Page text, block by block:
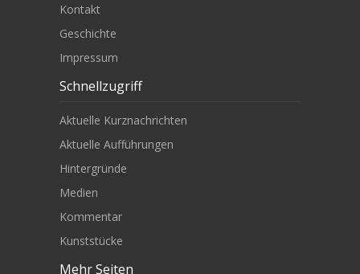
Kontakt
Geschichte
Impressum
Schnellzugriff
Aktuelle Kurznachrichten
Aktuelle Aufführungen
Hintergründe
Medien
Kommentar
Kunststücke
Mehr Seiten